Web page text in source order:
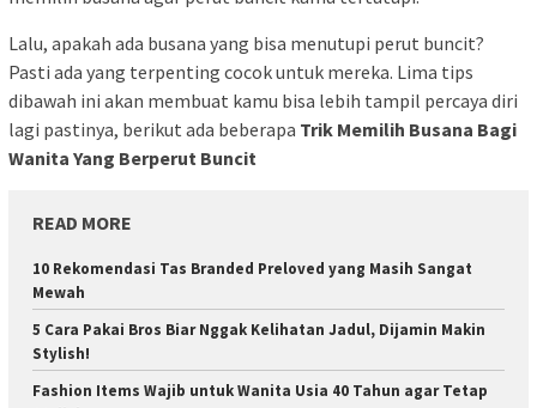
Lalu, apakah ada busana yang bisa menutupi perut buncit?
Pasti ada yang terpenting cocok untuk mereka. Lima tips
dibawah ini akan membuat kamu bisa lebih tampil percaya diri
lagi pastinya, berikut ada beberapa Trik Memilih Busana Bagi
Wanita Yang Berperut Buncit
READ MORE
10 Rekomendasi Tas Branded Preloved yang Masih Sangat
Mewah
5 Cara Pakai Bros Biar Nggak Kelihatan Jadul, Dijamin Makin
Stylish!
Fashion Items Wajib untuk Wanita Usia 40 Tahun agar Tetap